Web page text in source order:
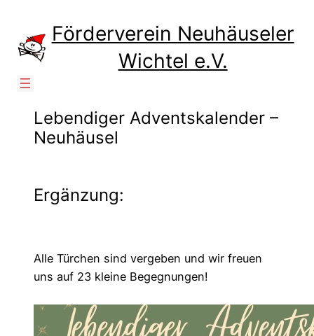
springen Förderverein Neuhäuseler
Wichtel e.V.
Lebendiger Adventskalender –
Neuhäusel
Ergänzung:
Alle Türchen sind vergeben und wir freuen
uns auf 23 kleine Begegnungen!